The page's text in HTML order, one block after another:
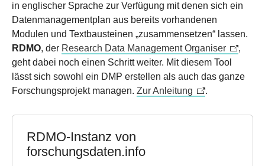
in englischer Sprache zur Verfügung mit denen sich ein
Datenmanagementplan aus bereits vorhandenen
Modulen und Textbausteinen „zusammensetzen“ lassen.
RDMO, der Research Data Management Organiser
,
geht dabei noch einen Schritt weiter. Mit diesem Tool
lässt sich sowohl ein DMP erstellen als auch das ganze
Forschungsprojekt managen. Zur Anleitung .
RDMO-Instanz von
forschungsdaten.info